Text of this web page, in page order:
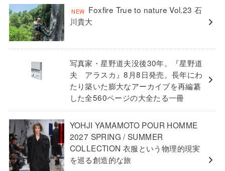
Foxfire True to nature Vol.23 石
川貴大
写真家・星野道夫没後30年。『星野道
夫 アラスカ』8月8日発売。長年にわ
たり築いた膨大なアーカイブを再編纂
した全560ページの大全たる一冊
YOHJI YAMAMOTO POUR HOMME
2027 SPRING / SUMMER
COLLECTION 衣服という物理的現実
を巡る創造的な旅